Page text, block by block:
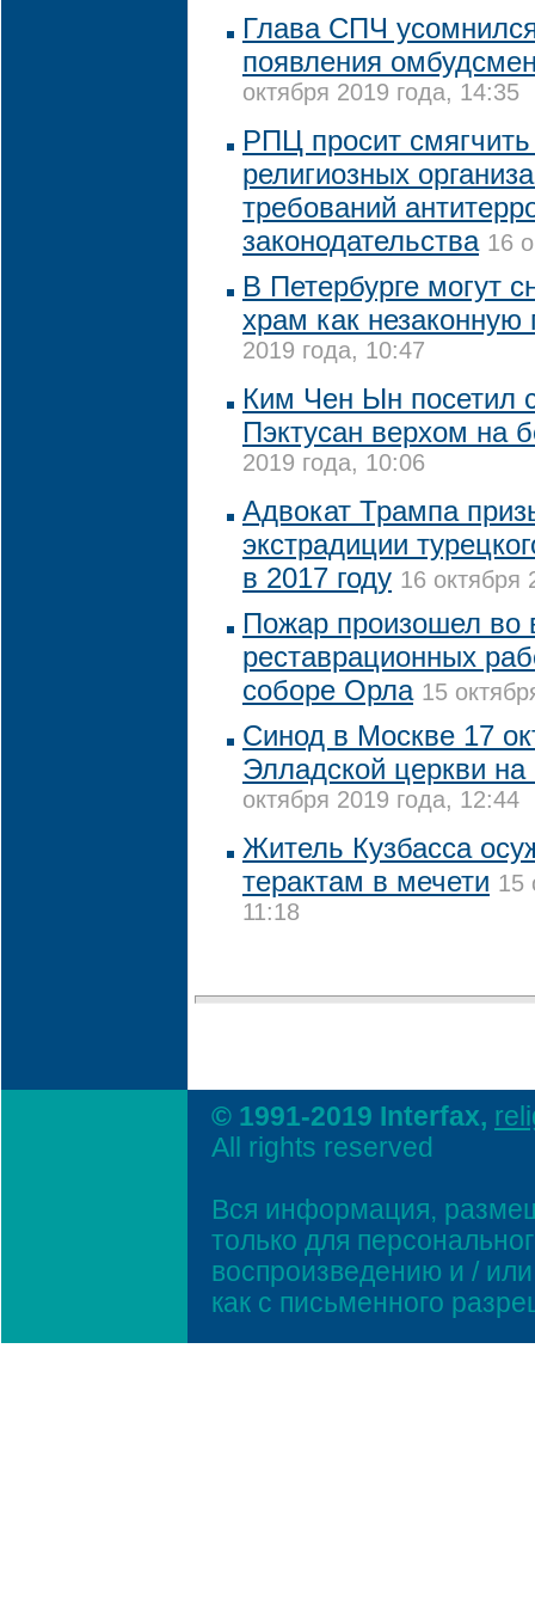
Глава СПЧ
появления
октября 2019 года, 14:35
РПЦ просит смягчить
религиозных
требований
законодательства 16
В Петербурге могут
храм как незаконную
2019 года, 10:47
Ким Чен Ын посетил
Пэктусан верхом на
2019 года, 10:06
Адвокат Трампа
экстрадиции
в 2017 году 16 октября
Пожар произошел во
реставрационных
соборе Орла 15
Синод в Москве 17
Элладской церкви
октября 2019 года, 12:44
Житель Кузбасса
терактам в мечети 15
11:18
© 1991-2019 Interfax,
All rights reserved
Вся информация,
только для
воспроизведению и /
как с письменного